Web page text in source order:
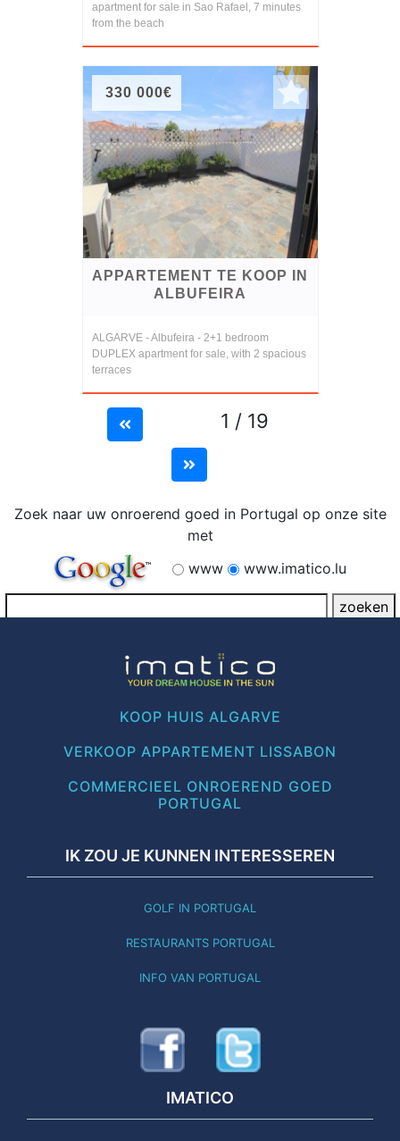
apartment for sale in Sao Rafael, 7 minutes
from the beach
330 000€
APPARTEMENT TE KOOP IN
ALBUFEIRA
ALGARVE - Albufeira - 2+1 bedroom
DUPLEX apartment for sale, with 2 spacious
terraces
1 / 19
Zoek naar uw onroerend goed in Portugal op onze site
met
www
www.imatico.lu
KOOP HUIS ALGARVE
VERKOOP APPARTEMENT LISSABON
COMMERCIEEL ONROEREND GOED
PORTUGAL
IK ZOU JE KUNNEN INTERESSEREN
GOLF IN PORTUGAL
RESTAURANTS PORTUGAL
INFO VAN PORTUGAL
IMATICO